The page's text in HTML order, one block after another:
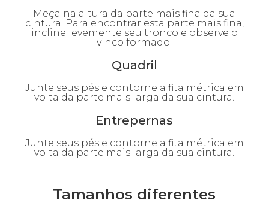
Meça na altura da parte mais fina da sua
cintura. Para encontrar esta parte mais fina,
incline levemente seu tronco e observe o
vinco formado.
Quadril
Junte seus pés e contorne a fita métrica em
volta da parte mais larga da sua cintura.
Entrepernas
Junte seus pés e contorne a fita métrica em
volta da parte mais larga da sua cintura.
Tamanhos diferentes